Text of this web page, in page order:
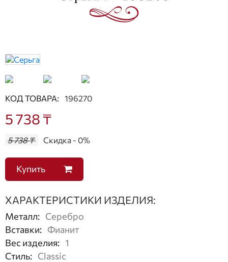
КОД ТОВАРА: 196270
5 738 ₸
5 738 ₸ Скидка - 0%
Купить
ХАРАКТЕРИСТИКИ ИЗДЕЛИЯ:
Металл: Серебро
Вставки: Фианит
Вес изделия: 1
Стиль: Classic